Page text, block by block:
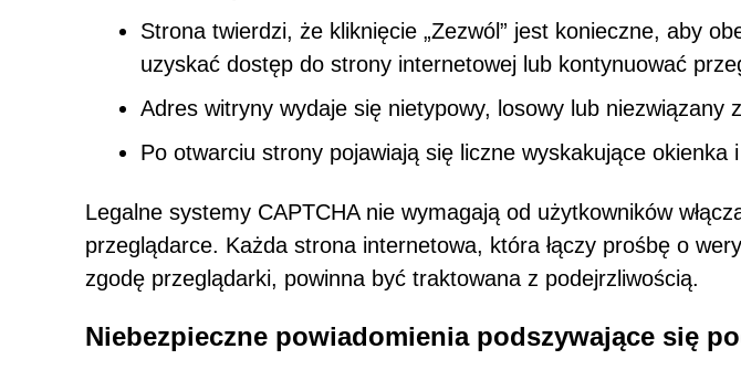
Strona twierdzi, że kliknięcie „Zezwól” jest konieczne, aby
uzyskać dostęp do strony internetowej lub kontynuować
Adres witryny wydaje się nietypowy, losowy lub niezwiązany
Po otwarciu strony pojawiają się liczne wyskakujące okienka
Legalne systemy CAPTCHA nie wymagają od użytkowników
przeglądarce. Każda strona internetowa, która łączy prośbę o
zgodę przeglądarki, powinna być traktowana z podejrzliwością.
Niebezpieczne powiadomienia podszywające się